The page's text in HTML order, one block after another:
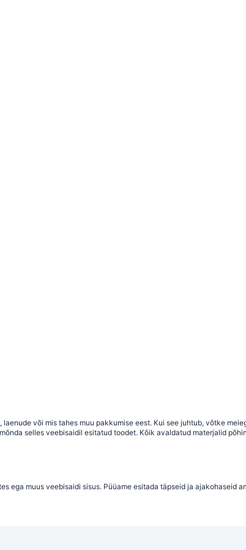
või mis tahes muu pakkumise eest. Kui see juhtub, võtke
selles veebisaidil esitatud toodet. Kõik avaldatud materjalid
muus veebisaidi sisus. Püüame esitada täpseid ja ajakohaseid